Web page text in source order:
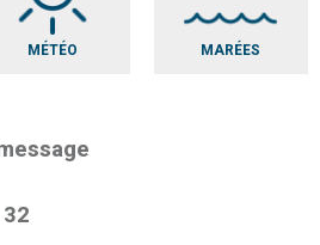
MÉTÉO MARÉES